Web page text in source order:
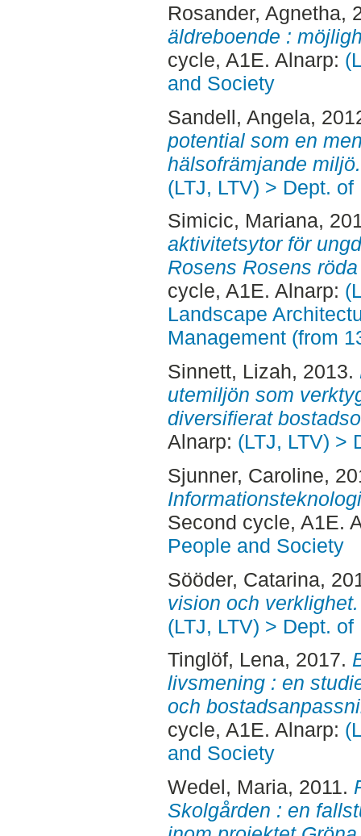
Rosander, Agnetha,
äldreboende :
cycle, A1E. Alnarp:
and Society
Sandell, Angela,
potential som en
hälsofrämjande miljö.
(LTJ, LTV) > Dept.
Simicic, Mariana,
aktivitetsytor för
Rosens Rosens
cycle, A1E. Alnarp:
Landscape
Management (from
Sinnett, Lizah, 2013.
utemiljön som
diversifierat
Alnarp: (LTJ, LTV) >
Sjunner, Caroline,
Second cycle, A1E.
People and Society
Sööder, Catarina,
vision och verklighet.
(LTJ, LTV) > Dept.
Tinglöf, Lena, 2017.
livsmening : en
och
cycle, A1E. Alnarp:
and Society
Wedel, Maria, 2011.
Skolgården : en